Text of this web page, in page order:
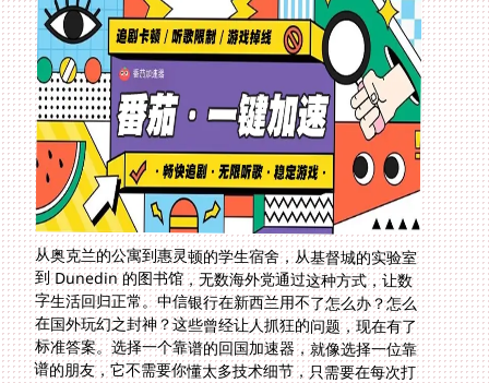
从奥克兰的公寓到惠灵顿的学生宿舍，从基督城的实验室
到 Dunedin 的图书馆，无数海外党通过这种方式，让数
字生活回归正常。中信银行在新西兰用不了怎么办？怎么
在国外玩幻之封神？这些曾经让人抓狂的问题，现在有了
标准答案。选择一个靠谱的回国加速器，就像选择一位靠
谱的朋友，它不需要你懂太多技术细节，只需要在每次打
开APP时，默默保证一切正常运行。这，或许就是技术最